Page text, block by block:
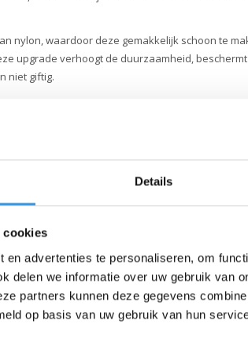
Details
cookies
en advertenties te personaliseren, om
delen we informatie over uw gebruik van
partners kunnen deze gegevens
op basis van uw gebruik van hun
nylon, waardoor deze gemakkelijk schoon te
upgrade verhoogt de duurzaamheid,
niet giftig.